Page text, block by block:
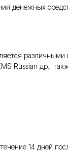
денежных
Russian др.,
14 дней